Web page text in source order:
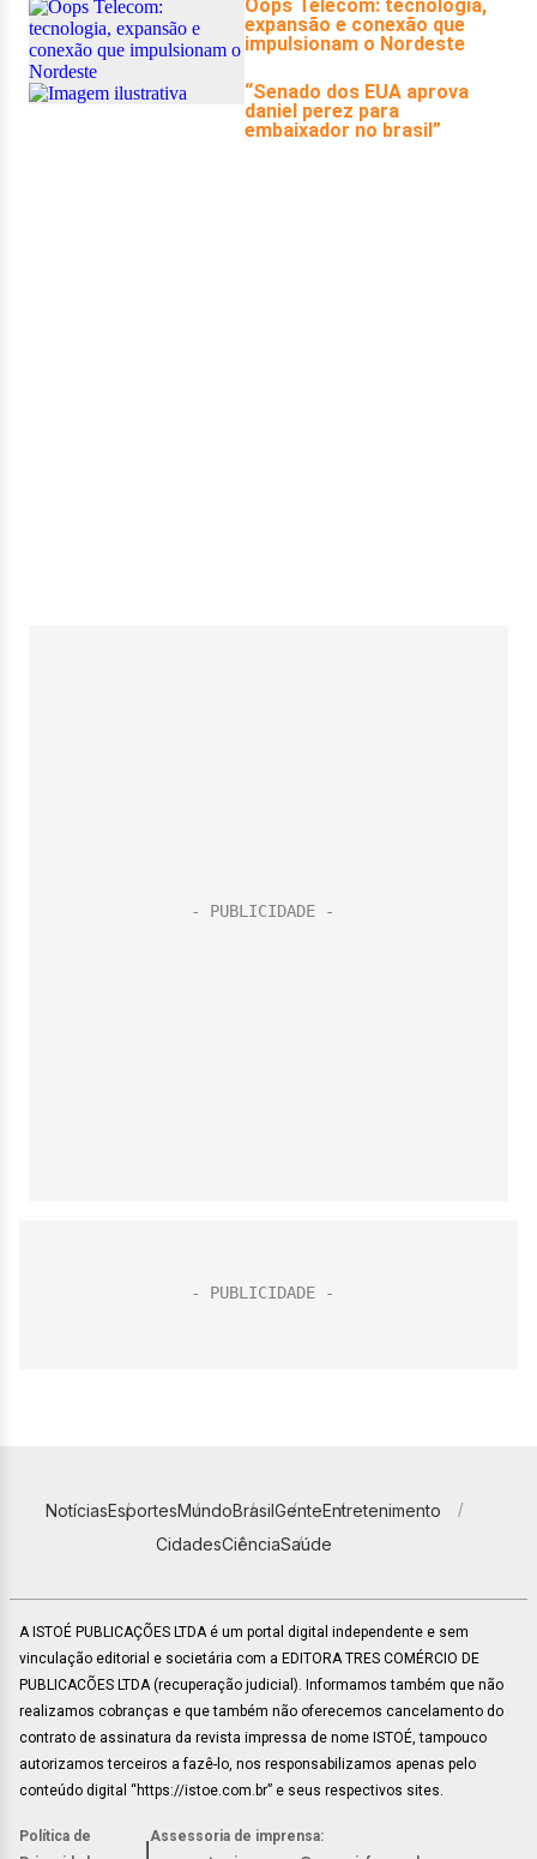
NotíciasEsportesMundoBrasilGenteEntretenimento
CidadesCiênciaSaúde
A ISTOÉ PUBLICAÇÕES LTDA é um portal digital independente e sem
vinculação editorial e societária com a EDITORA TRES COMÉRCIO DE
PUBLICACÕES LTDA (recuperação judicial). Informamos também que não
realizamos cobranças e que também não oferecemos cancelamento do
contrato de assinatura da revista impressa de nome ISTOÉ, tampouco
autorizamos terceiros a fazê-lo, nos responsabilizamos apenas pelo
conteúdo digital “https://istoe.com.br” e seus respectivos sites.
Política de
Assessoria de imprensa: